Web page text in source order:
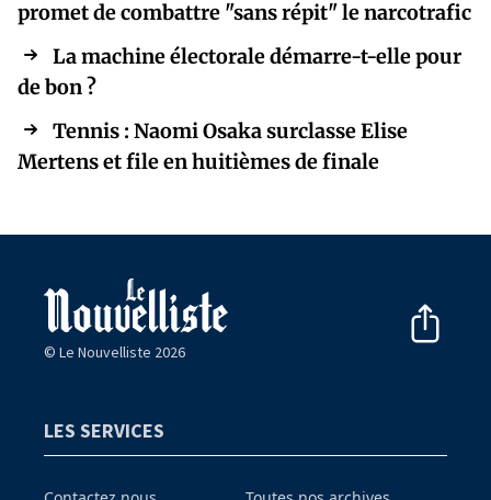
promet de combattre "sans répit" le narcotrafic
La machine électorale démarre-t-elle pour
de bon ?
Tennis : Naomi Osaka surclasse Elise
Mertens et file en huitièmes de finale
© Le Nouvelliste 2026
LES SERVICES